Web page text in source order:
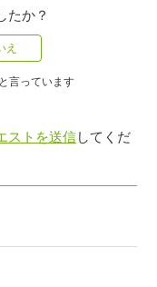
たか？
え
言っています
ストを送信してくだ